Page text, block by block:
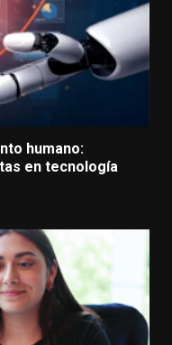
humano:
en tecnología